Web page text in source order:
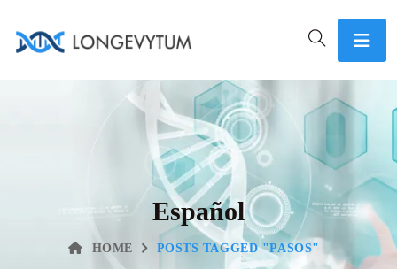
Español
HOME POSTS TAGGED "PASOS"